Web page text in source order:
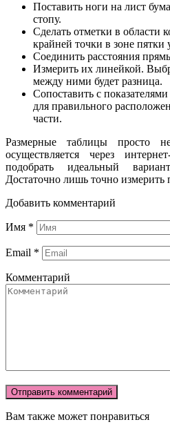
Поставить ноги на лист
стопу.
Сделать отметки в области
крайней точки в зоне пятки
Соединить расстояния
Измерить их линейкой.
между ними будет разница.
Сопоставить с
для правильного
части.
Размерные таблицы просто
осуществляется через
подобрать идеальный
Достаточно лишь точно измерить
Добавить комментарий
Имя *
Email *
Комментарий
Вам также может понравиться